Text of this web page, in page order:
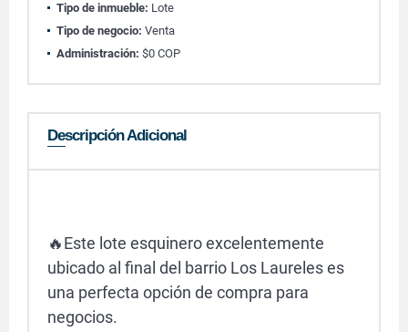
Tipo de inmueble: Lote
Tipo de negocio: Venta
Administración: $0 COP
Descripción Adicional
🔥Este lote esquinero excelentemente
ubicado al final del barrio Los Laureles es
una perfecta opción de compra para
negocios.